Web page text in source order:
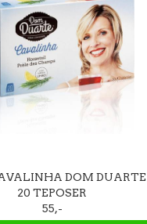
DOM DUARTE
20 TEPOSER
55,-